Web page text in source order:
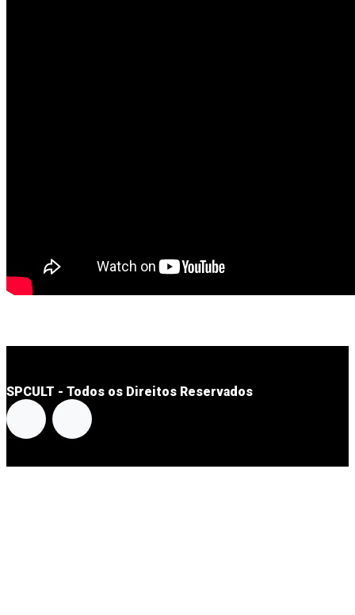
SPCULT - Todos os Direitos Reservados